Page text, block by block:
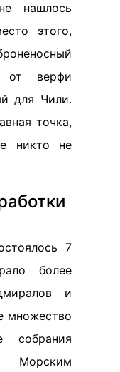
нашлось
этого,
от верфи
для Чили.
точка,
никто не
7
более
и
множество
собрания